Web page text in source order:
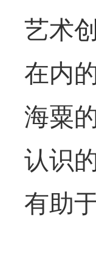
艺术
在内
海粟
认识
有助